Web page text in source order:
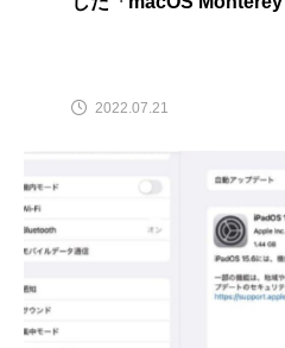
2022.07.21